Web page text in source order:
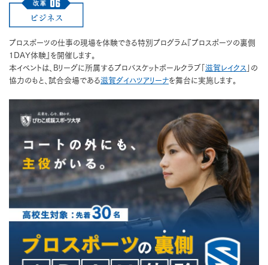
プロスポーツの仕事の現場を体験できる特別プログラム『プロスポーツの裏側
1DAY体験』を開催します。
本イベントは、Bリーグに所属するプロバスケットボールクラブ「 滋賀レイクス 」の
協力のもと、試合会場である滋賀ダイハツアリーナを舞台に実施します。